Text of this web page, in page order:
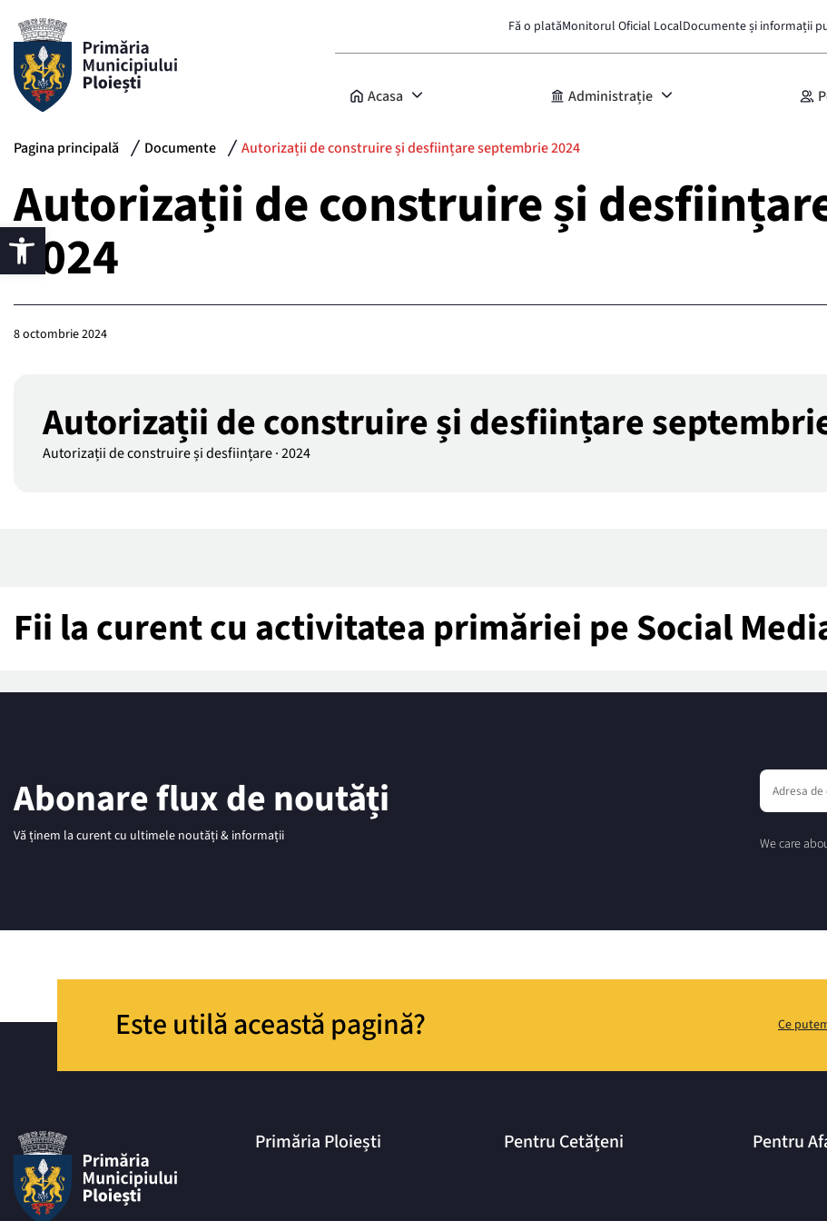
Fă o platăMonitorul Oficial LocalDocumente și informații
Acasa Administrație
Pagina principală Documente Autorizații de construire și desființare septembrie 2024
Autorizații de construire și
2024
8 octombrie 2024
Autorizații de construire și desființare
Autorizații de construire și desființare·2024
Fii la curent cu activitatea primăriei pe Social
Abonare flux de noutăți
Vă ținem la curent cu ultimele noutăți & informații We care
Este utilă această pagină? Ce
Primăria Ploiești Pentru Cetățeni Pentru